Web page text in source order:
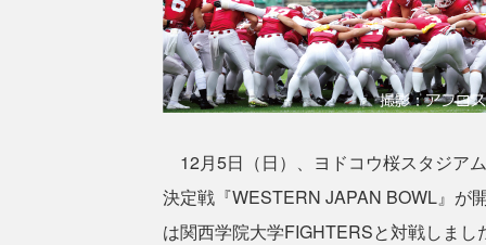
12月5日（日）、ヨドコウ桜スタジア
決定戦『WESTERN JAPAN BOWL』が
は関西学院大学FIGHTERSと対戦しまし